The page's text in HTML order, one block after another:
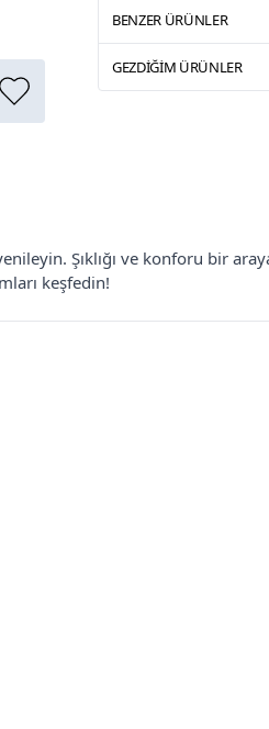
BENZER ÜRÜNLER
GEZDIĞIM ÜRÜNLER
Şıklığı ve konforu bir
keşfedin!